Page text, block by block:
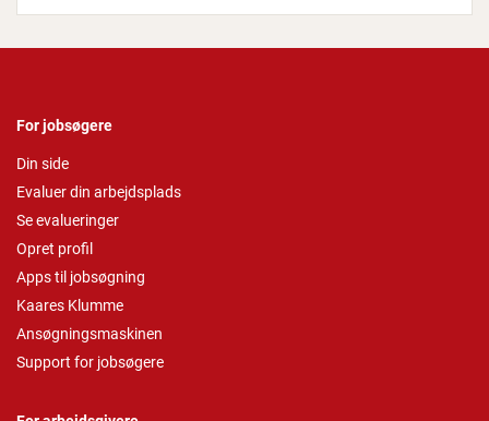
For jobsøgere
Din side
Evaluer din arbejdsplads
Se evalueringer
Opret profil
Apps til jobsøgning
Kaares Klumme
Ansøgningsmaskinen
Support for jobsøgere